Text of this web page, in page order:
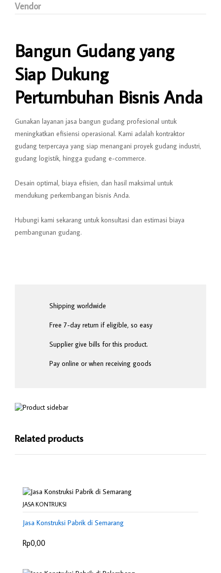
Vendor
Bangun Gudang yang
Siap Dukung
Pertumbuhan Bisnis Anda
Gunakan layanan jasa bangun gudang profesional untuk
meningkatkan efisiensi operasional. Kami adalah kontraktor
gudang terpercaya yang siap menangani proyek gudang industri,
gudang logistik, hingga gudang e-commerce.
Desain optimal, biaya efisien, dan hasil maksimal untuk
mendukung perkembangan bisnis Anda.
Hubungi kami sekarang untuk konsultasi dan estimasi biaya
pembangunan gudang.
Shipping worldwide
Free 7-day return if eligible, so easy
Supplier give bills for this product.
Pay online or when receiving goods
Related products
JASA KONTRUKSI
Jasa Konstruksi Pabrik di Semarang
Rp0,00